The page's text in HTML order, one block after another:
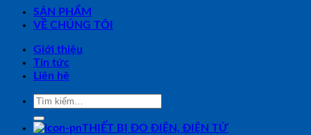
SẢN PHẨM
VỀ CHÚNG TÔI
Giới thiệu
Tin tức
Liên hệ
Tìm
THIẾT BỊ ĐO ĐIỆN, ĐIỆN TỬ